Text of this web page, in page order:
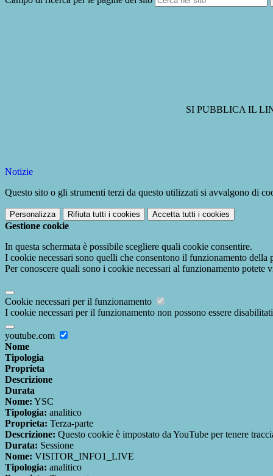
SI PUBBLICA IL
Notizie
Questo sito o gli strumenti terzi da questo utilizzati si avvalgono di
Personalizza Rifiuta tutti i cookies Accetta tutti i cookies
Gestione cookie
In questa schermata è possibile scegliere quali cookie consentire.
I cookie necessari sono quelli che consentono il funzionamento
Per conoscere quali sono i cookie necessari al funzionamento potete
Cookie necessari per il funzionamento
I cookie necessari per il funzionamento non possono essere
youtube.com
Nome
Tipologia
Proprieta
Descrizione
Durata
Nome: YSC
Tipologia: analitico
Proprieta: Terza-parte
Descrizione: Questo cookie è impostato da YouTube per tenere
Durata: Sessione
Nome: VISITOR_INFO1_LIVE
Tipologia: analitico